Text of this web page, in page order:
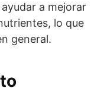
a mejorar
lo que
general.